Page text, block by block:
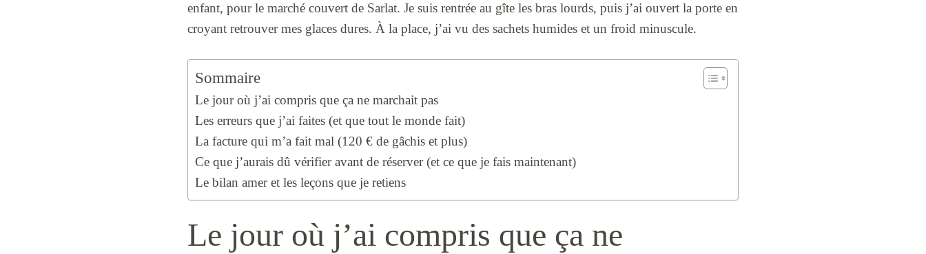
enfant, pour le marché couvert de Sarlat. Je suis rentrée au gîte les bras lourds, puis j’ai ouvert la porte en
croyant retrouver mes glaces dures. À la place, j’ai vu des sachets humides et un froid minuscule.
Sommaire
Le jour où j’ai compris que ça ne marchait pas
Les erreurs que j’ai faites (et que tout le monde fait)
La facture qui m’a fait mal (120 € de gâchis et plus)
Ce que j’aurais dû vérifier avant de réserver (et ce que je fais maintenant)
Le bilan amer et les leçons que je retiens
Le jour où j’ai compris que ça ne